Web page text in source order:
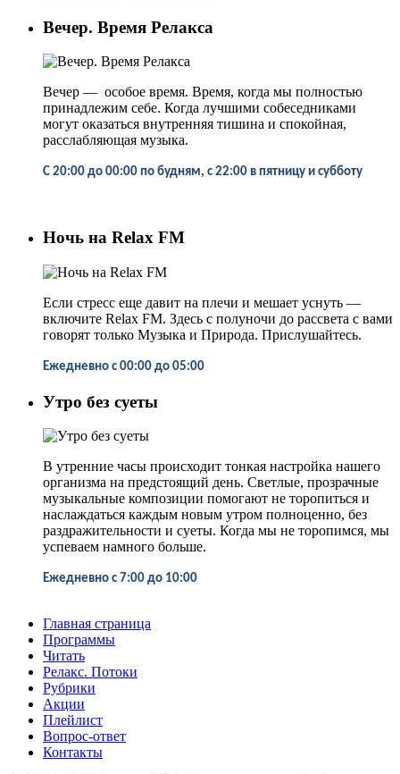
Вечер. Время Релакса
Вечер — особое время. Время, когда мы полностью
принадлежим себе. Когда лучшими собеседниками
могут оказаться внутренняя тишина и спокойная,
расслабляющая музыка.
С 20:00 до 00:00 по будням, с 22:00 в пятницу и субботу
Ночь на Relax FM
Если стресс еще давит на плечи и мешает уснуть —
включите Relax FM. Здесь с полуночи до рассвета с вами
говорят только Музыка и Природа. Прислушайтесь.
Ежедневно с 00:00 до 05:00
Утро без суеты
В утренние часы происходит тонкая настройка нашего
организма на предстоящий день. Светлые, прозрачные
музыкальные композиции помогают не торопиться и
наслаждаться каждым новым утром полноценно, без
раздражительности и суеты. Когда мы не торопимся, мы
успеваем намного больше.
Ежедневно с 7:00 до 10:00
Главная страница
Программы
Читать
Релакс. Потоки
Рубрики
Акции
Плейлист
Вопрос-ответ
Контакты